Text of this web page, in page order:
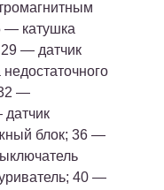
— катушка
— датчик
—
блок; 36 —
40 —